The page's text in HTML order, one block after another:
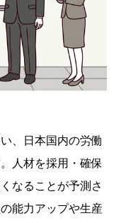
、日本国内の労働
人材を採用・確保
なることが予測さ
能力アップや生産